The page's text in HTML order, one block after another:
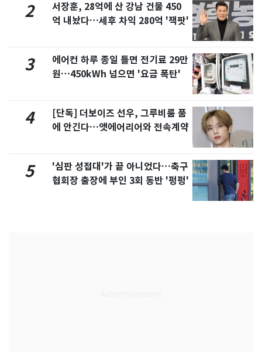
2
서장훈, 28억에 산 강남 건물 450
억 내놨다…세후 차익 280억 '잭팟'
3
에어컨 하루 종일 틀면 전기료 29만
원…450kWh 넘으면 '요금 폭탄'
4
[단독] 더보이즈 선우, 그루비룸 품
에 안긴다…앳에어리어와 전속계약
5
'심판 성접대'가 끝 아니었다…축구
협회장 출장에 부인 3회 동반 '펑펑'